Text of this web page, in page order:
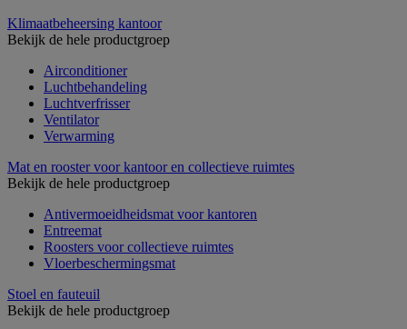
Klimaatbeheersing kantoor
Bekijk de hele productgroep
Airconditioner
Luchtbehandeling
Luchtverfrisser
Ventilator
Verwarming
Mat en rooster voor kantoor en collectieve ruimtes
Bekijk de hele productgroep
Antivermoeidheidsmat voor kantoren
Entreemat
Roosters voor collectieve ruimtes
Vloerbeschermingsmat
Stoel en fauteuil
Bekijk de hele productgroep